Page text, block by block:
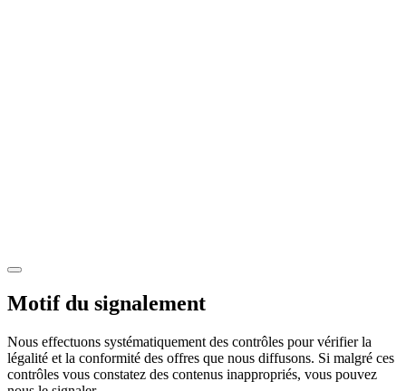
Motif du signalement
Nous effectuons systématiquement des contrôles pour vérifier la
légalité et la conformité des offres que nous diffusons. Si malgré ces
contrôles vous constatez des contenus inappropriés, vous pouvez